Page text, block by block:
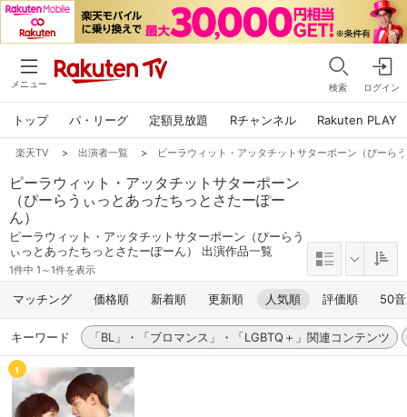
メニュー 検索 ログイン
トップ パ・リーグ 定額見放題 Rチャンネル Rakuten PLAY
楽天TV > 出演者一覧 > ピーラウィット・アッタチットサターポーン（ぴーら
ピーラウィット・アッタチットサターポーン
（ぴーらうぃっとあったちっとさたーぽー
ん）
ピーラウィット・アッタチットサターポーン（ぴーらう
ぃっとあったちっとさたーぽーん） 出演作品一覧
1件中 1～1件を表示
マッチング 価格順 新着順 更新順 人気順 評価順 50
キーワード 「BL」・「ブロマンス」・「LGBTQ＋」関連コンテンツ
1